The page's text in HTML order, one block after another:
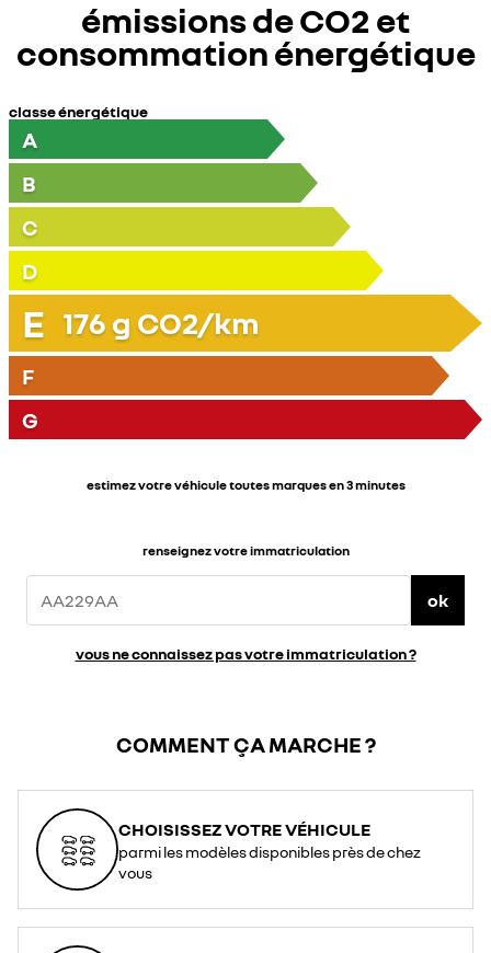
émissions de CO2 et
consommation énergétique
classe énergétique
A
B
C
D
E 176 g CO2/km
F
G
estimez votre véhicule toutes marques en 3 minutes
renseignez votre immatriculation
ok
vous ne connaissez pas votre immatriculation ?
COMMENT ÇA MARCHE ?
CHOISISSEZ VOTRE VÉHICULE
parmi les modèles disponibles près de chez
vous